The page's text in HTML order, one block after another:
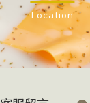
Location